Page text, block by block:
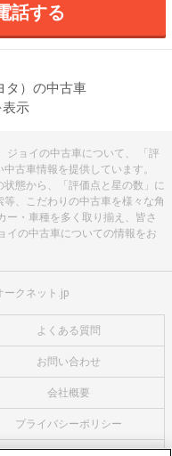
話する
）の中古車
示
ョイの中古車について、 「評
古車情報を提供しています。
態から、「評価点と星の数」に
、こだわりの中古車を様々な角
ー・車種を多く取り揃え、皆さ
の中古車についての情報をお
ークネット.jp
よくある質問
お問い合わせ
会社概要
プライバシーポリシー